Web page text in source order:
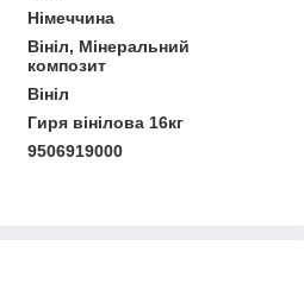
Німеччина
Вініл, Мінеральний
композит
Вініл
Гиря вінілова 16кг
9506919000